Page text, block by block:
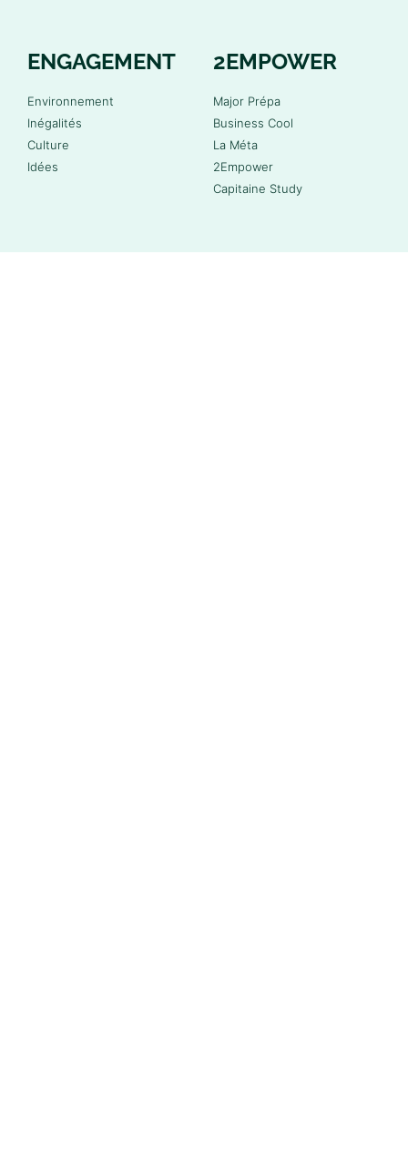
ENGAGEMENT
Environnement
Inégalités
Culture
Idées
2EMPOWER
Major Prépa
Business Cool
La Méta
2Empower
Capitaine Study